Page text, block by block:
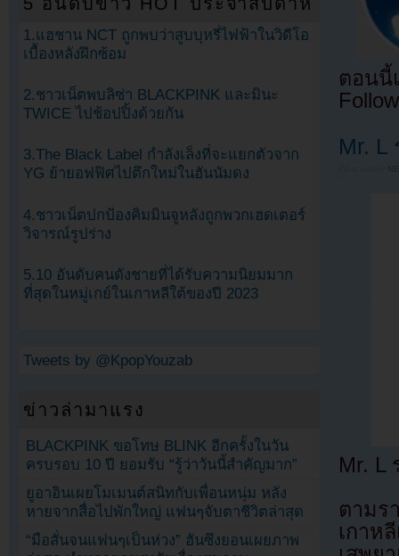
ตอนนี้
Mr. L
Mr. L
ตาม
เกาห
1.แฮชาน NCT ถูกพบว่าสูบบุหรี่ไฟฟ้าในวิดีโอ
เบื้องหลังฝึกซ้อม
2.ชาวเน็ตพบลิซ่า BLACKPINK และมินะ
TWICE ไปช้อปปิ้งด้วยกัน
3.The Black Label กำลังเล็งที่จะแยกตัวจาก
YG ย้ายอฟฟิศไปตึกใหม่ในฮันนัมดง
4.ชาวเน็ตปกป้องคิมมินจูหลังถูกพวกเฮดเตอร์
วิจารณ์รูปร่าง
5.10 อันดับคนดังชายที่ได้รับความนิยมมาก
ที่สุดในหมู่เกย์ในเกาหลีใต้ของปี 2023
Tweets by @KpopYouzab
ข่าวล่ามาแรง
BLACKPINK ขอโทษ BLINK อีกครั้งในวัน
ครบรอบ 10 ปี ยอมรับ “รู้ว่าวันนี้สำคัญมาก”
ยูอาอินเผยโมเมนต์สนิทกับเพื่อนหนุ่ม หลัง
หายจากสื่อไปพักใหญ่ แฟนๆจับตาชีวิตล่าสุด
“มือสั่นจนแฟนๆเป็นห่วง” ฮันซึงยอนเผยภาพ